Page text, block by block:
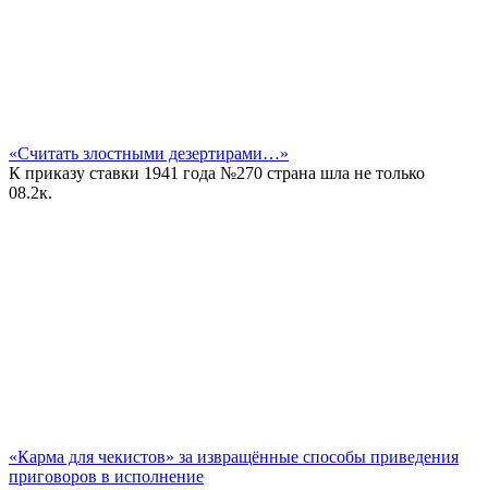
«Считать злостными дезертирами…»
К приказу ставки 1941 года №270 страна шла не только
08.2к.
«Карма для чекистов» за извращённые способы приведения
приговоров в исполнение